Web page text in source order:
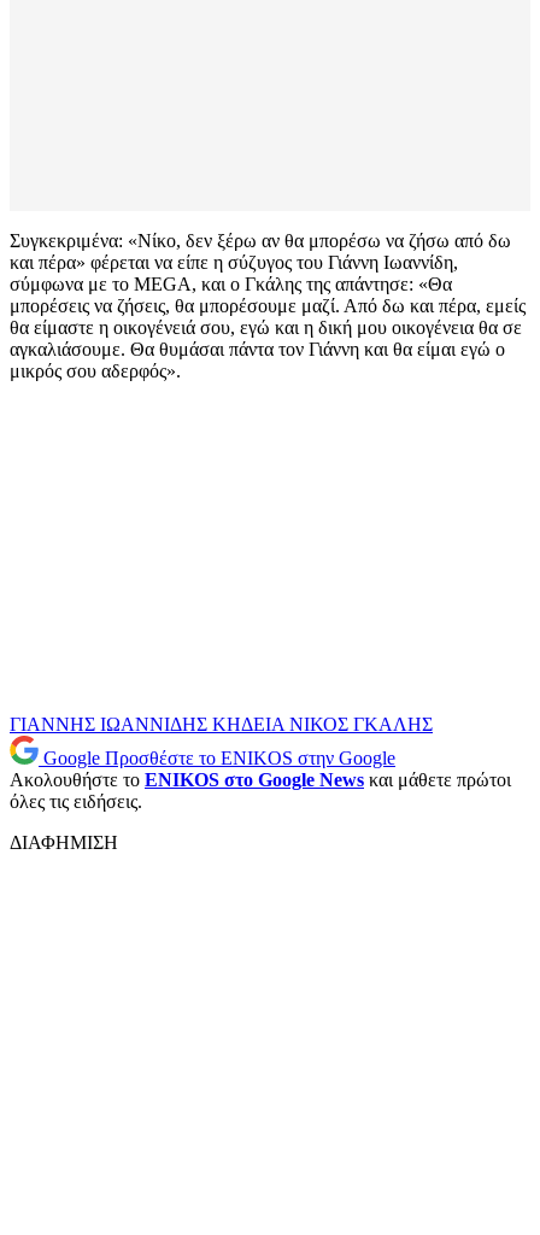
Συγκεκριμένα: «Νίκο, δεν ξέρω αν θα μπορέσω να ζήσω από δω
και πέρα» φέρεται να είπε η σύζυγος του Γιάννη Ιωαννίδη,
σύμφωνα με το MEGA, και ο Γκάλης της απάντησε: «Θα
μπορέσεις να ζήσεις, θα μπορέσουμε μαζί. Από δω και πέρα, εμείς
θα είμαστε η οικογένειά σου, εγώ και η δική μου οικογένεια θα σε
αγκαλιάσουμε. Θα θυμάσαι πάντα τον Γιάννη και θα είμαι εγώ ο
μικρός σου αδερφός».
ΓΙΑΝΝΗΣ ΙΩΑΝΝΙΔΗΣ ΚΗΔΕΙΑ ΝΙΚΟΣ ΓΚΑΛΗΣ
Google Προσθέστε το ENIKOS στην Google
Ακολουθήστε το ENIKOS στο Google News και μάθετε πρώτοι
όλες τις ειδήσεις.
ΔΙΑΦΗΜΙΣΗ